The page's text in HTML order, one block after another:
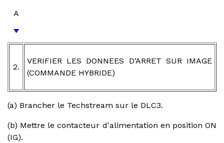
A
2.
VERIFIER LES DONNEES D'ARRET SUR IMAGE
(COMMANDE HYBRIDE)
(a) Brancher le Techstream sur le DLC3.
(b) Mettre le contacteur d'alimentation en position ON
(IG).